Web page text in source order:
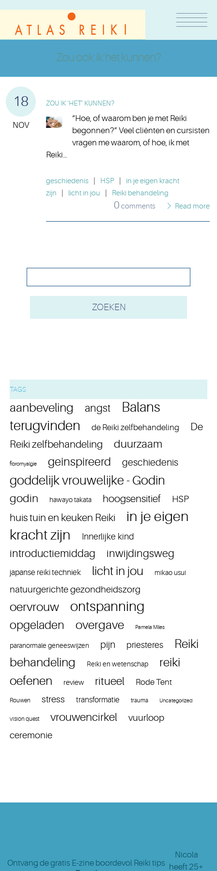
Zou ook ik het kunnen?
18
NOV
ZOU IK ‘HET’ KUNNEN?
“Hoe, of waarom ben je met Reiki
begonnen?” Veel cliënten en cursisten
vragen me waarom, of hoe, ik met
Reiki…
geschiedenis HSP
in je eigen kracht
zijn
licht in jou Reiki behandeling
0 comments Read more
TAGS
aanbeveling angst
Balans
terugvinden
de Reiki zelfbehandeling
De
Reiki zelfbehandeling
duurzaam
fibromyalgie geinspireerd geschiedenis
goddelijk vrouwelijke - Godin
godin hawayo takata hoogsensitief HSP
huis tuin en keuken Reiki
in je eigen
kracht zijn
Innerlijke kind
introductiemiddag inwijdingsweg
japanse reiki techniek licht in jou mikao usui
natuurgerichte gezondheidszorg
oervrouw ontspanning
opgeladen overgave Pamela Miles
paranormale geneeswijzen pijn priesteres
Reiki
behandeling
Reiki en wetenschap
reiki
oefenen
review ritueel Rode Tent
Rouwen stress transformatie trauma Uncategorized
vision quest vrouwencirkel
vuurloop
ceremonie
Ontvang de gratis E-zine boordevol Reiki tips
Nicola
heeft 25+